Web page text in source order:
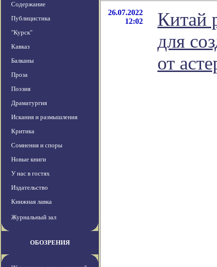
Содержание
Публицистика
"Курск"
Кавказ
Балканы
Проза
Поэзия
Драматургия
Искания и размышления
Критика
Сомнения и споры
Новые книги
У нас в гостях
Издательство
Книжная лавка
Журнальный зал
ОБОЗРЕНИЯ
26.07.2022
12:02
Китай
для
от